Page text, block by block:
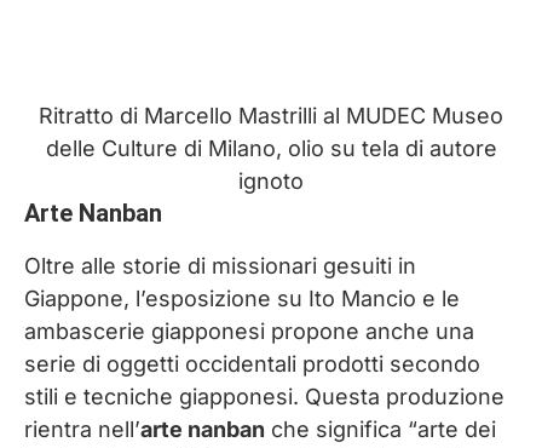
Ritratto di Marcello Mastrilli al MUDEC Museo
delle Culture di Milano, olio su tela di autore
ignoto
Arte Nanban
Oltre alle storie di missionari gesuiti in
Giappone, l’esposizione su Ito Mancio e le
ambascerie giapponesi propone anche una
serie di oggetti occidentali prodotti secondo
stili e tecniche giapponesi. Questa produzione
rientra nell’arte nanban che significa “arte dei